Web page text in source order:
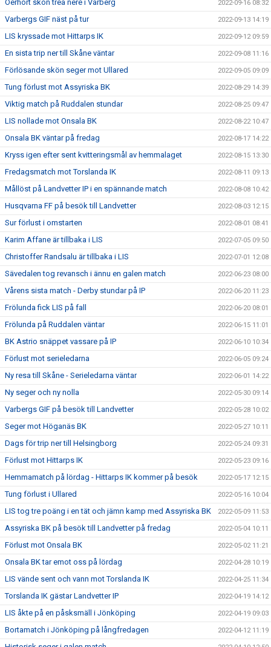
Oerhört skön trea nere i Varberg 2022-09-16 08:32
Varbergs GIF näst på tur 2022-09-13 14:19
LIS kryssade mot Hittarps IK 2022-09-12 09:59
En sista trip ner till Skåne väntar 2022-09-08 11:16
Förlösande skön seger mot Ullared 2022-09-05 09:09
Tung förlust mot Assyriska BK 2022-08-29 14:39
Viktig match på Ruddalen stundar 2022-08-25 09:47
LIS nollade mot Onsala BK 2022-08-22 10:47
Onsala BK väntar på fredag 2022-08-17 14:22
Kryss igen efter sent kvitteringsmål av hemmalaget 2022-08-15 13:30
Fredagsmatch mot Torslanda IK 2022-08-11 09:13
Mållöst på Landvetter IP i en spännande match 2022-08-08 10:42
Husqvarna FF på besök till Landvetter 2022-08-03 12:15
Sur förlust i omstarten 2022-08-01 08:41
Karim Affane är tillbaka i LIS 2022-07-05 09:50
Christoffer Randsalu är tillbaka i LIS 2022-07-01 12:08
Sävedalen tog revansch i ännu en galen match 2022-06-23 08:00
Vårens sista match - Derby stundar på IP 2022-06-20 11:23
Frölunda fick LIS på fall 2022-06-20 08:01
Frölunda på Ruddalen väntar 2022-06-15 11:01
BK Astrio snäppet vassare på IP 2022-06-10 10:34
Förlust mot serieledarna 2022-06-05 09:24
Ny resa till Skåne - Serieledarna väntar 2022-06-01 14:22
Ny seger och ny nolla 2022-05-30 09:14
Varbergs GIF på besök till Landvetter 2022-05-28 10:02
Seger mot Höganäs BK 2022-05-27 10:11
Dags för trip ner till Helsingborg 2022-05-24 09:31
Förlust mot Hittarps IK 2022-05-23 09:16
Hemmamatch på lördag - Hittarps IK kommer på besök 2022-05-17 12:15
Tung förlust i Ullared 2022-05-16 10:04
LIS tog tre poäng i en tät och jämn kamp med Assyriska BK 2022-05-09 11:53
Assyriska BK på besök till Landvetter på fredag 2022-05-04 10:11
Förlust mot Onsala BK 2022-05-02 11:21
Onsala BK tar emot oss på lördag 2022-04-28 10:19
LIS vände sent och vann mot Torslanda IK 2022-04-25 11:34
Torslanda IK gästar Landvetter IP 2022-04-19 14:12
LIS åkte på en påsksmäll i Jönköping 2022-04-19 09:03
Bortamatch i Jönköping på långfredagen 2022-04-12 11:19